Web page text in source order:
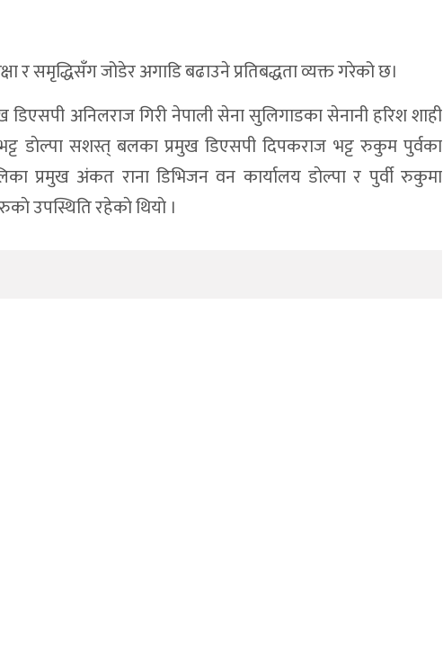
र समृद्धिसँग जोडेर अगाडि बढाउने प्रतिबद्धता व्यक्त गरेको छ।
डिएसपी अनिलराज गिरी नेपाली सेना सुलिगाडका सेनानी हरिश शाही
डाेल्पा सशस्त् बलका प्रमुख डिएसपी दिपकराज भट्ट रुकुम पुर्वका
प्रमुख अंकत राना डिभिजन वन कार्यालय डाेल्पा र पुर्वी रुकुमा
उपस्थिति रहेकाे थियाे ।